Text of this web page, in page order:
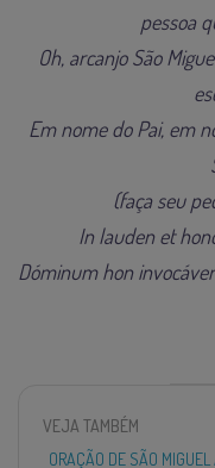
pessoa
Oh, arcanjo São
Em nome do Pai, em
(faça seu
In lauden et
Dóminum hon
VEJA TAMBÉM
ORAÇÃO DE SÃO